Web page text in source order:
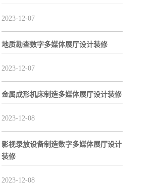
2023-12-07
地质勘查数字多媒体展厅设计装修
2023-12-07
金属成形机床制造多媒体展厅设计装修
2023-12-08
影视录放设备制造数字多媒体展厅设计
装修
2023-12-08